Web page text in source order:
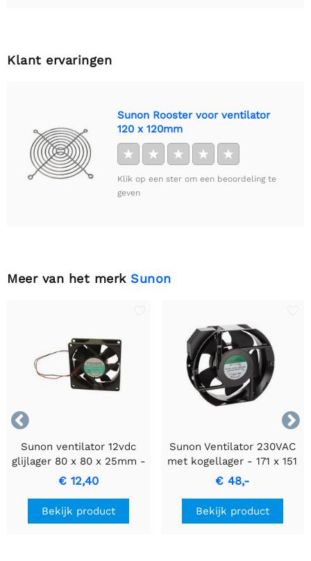
Klant ervaringen
Sunon Rooster voor ventilator
120 x 120mm
★ ★ ★ ★ ★
Klik op een ster om een beoordeling te
geven
Meer van het merk Sunon


Sunon ventilator 12vdc
glijlager 80 x 80 x 25mm -
type: EF80251S3-1000U-
A99
€ 12,40
Bekijk product
Sunon Ventilator 230VAC
met kogellager - 171 x 151
x 51 mm
€ 48,-
Bekijk product